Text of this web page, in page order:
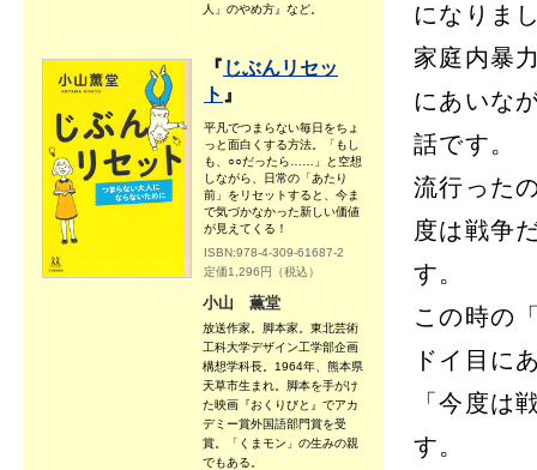
人」のやめ方』など。
『 じぶんリセッ
ト 』
平凡でつまらない毎日をちょ
っと面白くする方法。「もし
も、○○だったら……」と空想
しながら、日常の「あたり
前」をリセットすると、今ま
で気づかなかった新しい価値
が見えてくる！
ISBN:978-4-309-61687-2
定価1,296円（税込）
小山 薫堂
放送作家。脚本家。東北芸術
工科大学デザイン工学部企画
構想学科長。1964年、熊本県
天草市生まれ。脚本を手がけ
た映画『おくりびと』でアカ
デミー賞外国語部門賞を受
賞。「くまモン」の生みの親
でもある。
になりま
家庭内暴
にあいな
話です。
流行った
度は戦争
す。
この時の
ドイ目に
「今度は
す。